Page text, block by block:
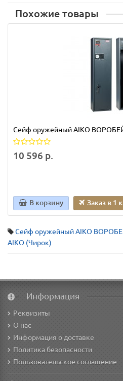
Похожие товары
Сейф оружейный AIKO
10 596 р.
В корзину Заказ в 1
Сейф оружейный AIKO
AIKO (Чирок)
Информация
Реквизиты
О нас
Информация о доставке
Политика безопасности
Пользовательское соглашение